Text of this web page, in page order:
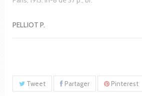
PELLIOT P.
Tweet Partager Pinterest